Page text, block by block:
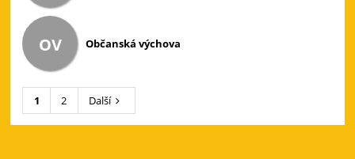
OV Občanská výchova
1 2 Další